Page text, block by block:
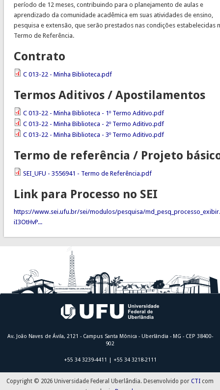
período de 12 meses, contribuindo para o planejamento de aulas e
aprendizado da comunidade acadêmica em suas atividades de ensino,
pesquisa e extensão, que serão prestados nas condições estabelecidas
Termo de Referência.
Contrato
C 013-22 - Minha Biblioteca.pdf
Termos Aditivos / Apostilamentos
C 013-22 - Minha Biblioteca - 1º Termo Aditivo.pdf
C 013-22 - Minha Biblioteca - 2º Termo Aditivo.pdf
C 013-22 - Minha Biblioteca - 3º Termo Aditivo.pdf
Termo de referência / Projeto
SEI_UFU - 3556941 - Termo de Referência.pdf
Link para Processo no SEI
https://www.sei.ufu.br/sei/modulos/pesquisa/
iI3OtHvP...
Av. João Naves de Ávila, 2121 - Campus Santa Mônica - Uberlândia - MG - CEP 38400-
902
+55 34 3239-4411 | +55 34 3218-2111
Copyright © 2026 Universidade Federal Uberlândia. Desenvolvido por CTI com